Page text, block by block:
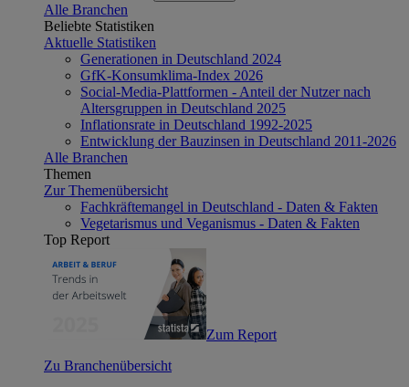
Alle Branchen
Beliebte Statistiken
Aktuelle Statistiken
Generationen in Deutschland 2024
GfK-Konsumklima-Index 2026
Social-Media-Plattformen - Anteil der Nutzer nach
Altersgruppen in Deutschland 2025
Inflationsrate in Deutschland 1992-2025
Entwicklung der Bauzinsen in Deutschland 2011-2026
Alle Branchen
Themen
Zur Themenübersicht
Fachkräftemangel in Deutschland - Daten & Fakten
Vegetarismus und Veganismus - Daten & Fakten
Top Report
Zum Report
Zu Branchenübersicht